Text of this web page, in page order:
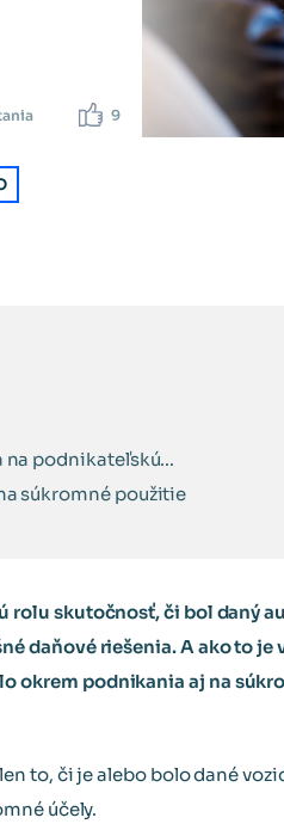
9
podnikateľskú...
súkromné použitie
rolu skutočnosť, či bol daný
daňové riešenia. A ako to je
okrem podnikania aj na
to, či je alebo bolo dané
účely.